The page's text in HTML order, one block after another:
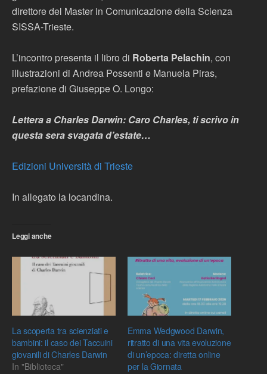
direttore del Master in Comunicazione della Scienza
SISSA-Trieste.
L’incontro presenta il libro di Roberta Pelachin, con
illustrazioni di Andrea Possenti e Manuela Piras,
prefazione di Giuseppe O. Longo:
Lettera a Charles Darwin: Caro Charles, ti scrivo in
questa sera svagata d’estate…
Edizioni Università di Trieste
In allegato la locandina.
Leggi anche
La scoperta tra scienziati e
bambini: il caso dei Taccuini
giovanili di Charles Darwin
In "Biblioteca"
Emma Wedgwood Darwin,
ritratto di una vita evoluzione
di un’epoca: diretta online
per la Giornata